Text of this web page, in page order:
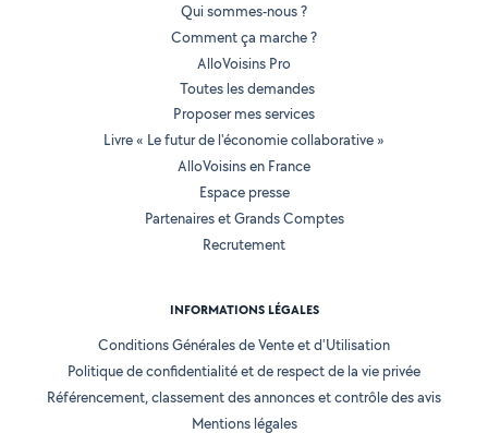
Qui sommes-nous ?
Comment ça marche ?
AlloVoisins Pro
Toutes les demandes
Proposer mes services
Livre « Le futur de l'économie collaborative »
AlloVoisins en France
Espace presse
Partenaires et Grands Comptes
Recrutement
INFORMATIONS LÉGALES
Conditions Générales de Vente et d'Utilisation
Politique de confidentialité et de respect de la vie privée
Référencement, classement des annonces et contrôle des avis
Mentions légales